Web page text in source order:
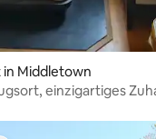
Middletown
einzigartiges